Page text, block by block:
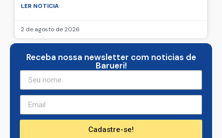
LER NOTICIA
2 de agosto de 2026
Receba nossa newsletter com noticias de
Barueri!
Cadastre-se!